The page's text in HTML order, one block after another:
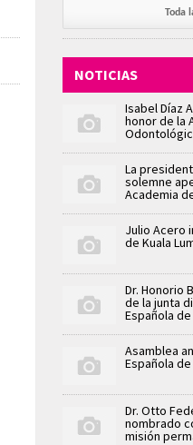
Toda
NOTICIAS
Isabel Díaz
honor de la
La
solemne
Academia
Julio Acero
de Kuala
Dr. Honorio
de la junta
Española de
Asamblea
Española
Dr. Otto
nombrado
misión